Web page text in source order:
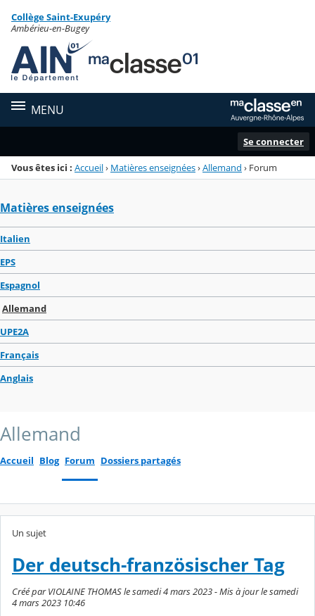
Menu de la rubrique
Contenu
Collège Saint-Exupéry
Ambérieu-en-Bugey
MENU
Se connecter
Vous êtes ici : Accueil› Matières enseignées›Allemand › Forum
Matières enseignées
Italien
EPS
Espagnol
Allemand
UPE2A
Français
Anglais
Allemand
Accueil Blog Forum Dossiers partagés
Un sujet
Der deutsch-französischer Tag
Créé par VIOLAINE THOMAS le samedi 4 mars 2023 - Mis à jour le samedi
4 mars 2023 10:46